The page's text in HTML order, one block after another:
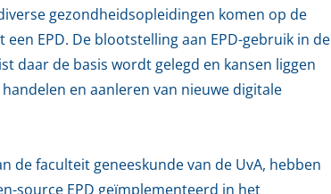
gezondheidsopleidingen komen op de
EPD. De blootstelling aan EPD-gebruik in de
daar de basis wordt gelegd en kansen liggen
en aanleren van nieuwe digitale
de faculteit geneeskunde van de UvA, hebben
source EPD geïmplementeerd in het